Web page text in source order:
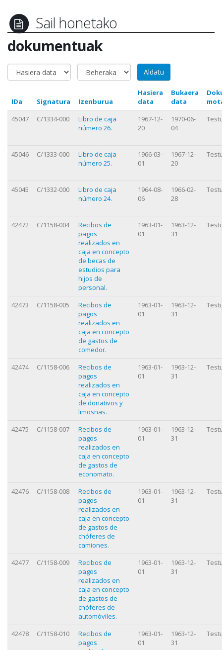
Sail honetako
dokumentuak
IDa Signatura Izenburua
Hasiera
data
Bukaera
data
45047
C/1334-000
Libro de caja
número 26.
1967-12-
20
1970-06-
04
45046 C/1333-000
Libro de caja
número 25.
1966-03-
01
1967-12-
20
45045 C/1332-000
Libro de caja
número 24.
1964-08-
06
1966-02-
28
42472 C/1158-004
Recibos de
pagos
realizados en
caja en concepto
de becas de
estudios para
hijos de
personal.
1963-01-
01
1963-12-
31
42473 C/1158-005
Recibos de
pagos
realizados en
caja en concepto
de gastos de
comedor.
1963-01-
01
1963-12-
31
42474 C/1158-006
Recibos de
pagos
realizados en
caja en concepto
de donativos y
limosnas.
1963-01-
01
1963-12-
31
42475 C/1158-007
Recibos de
pagos
realizados en
caja en concepto
de gastos de
economato.
1963-01-
01
1963-12-
31
42476 C/1158-008
Recibos de
pagos
realizados en
caja en concepto
de gastos de
chóferes de
camiones.
1963-01-
01
1963-12-
31
42477 C/1158-009
Recibos de
pagos
realizados en
caja en concepto
de gastos de
chóferes de
automóviles.
1963-01-
01
1963-12-
31
42478 C/1158-010
Recibos de
pagos
1963-01-
01
1963-12-
31